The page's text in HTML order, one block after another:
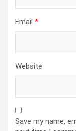
Email *
Website
Save my name,